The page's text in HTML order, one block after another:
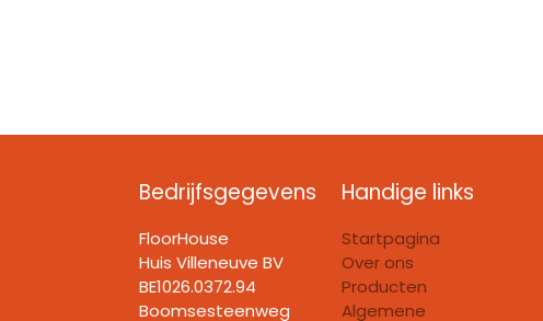
Handige links
Startpagina
Over ons
Producten
Algemene
Bedrijfsgegevens
FloorHouse
Huis Villeneuve BV​
BE1026.0372.94
Boomsesteenweg